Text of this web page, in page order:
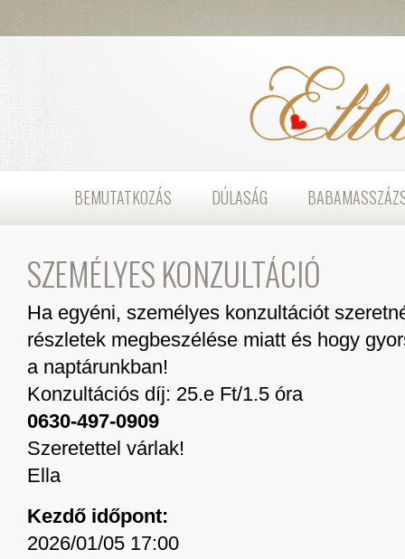
BEMUTATKOZÁS DÚLASÁG
SZEMÉLYES KONZULTÁCIÓ
Ha egyéni, személyes konzultációt
részletek megbeszélése miatt és hogy
a naptárunkban!
Konzultációs díj: 25.e Ft/1.5 óra
0630-497-0909
Szeretettel várlak!
Ella
Kezdő időpont:
2026/01/05 17:00